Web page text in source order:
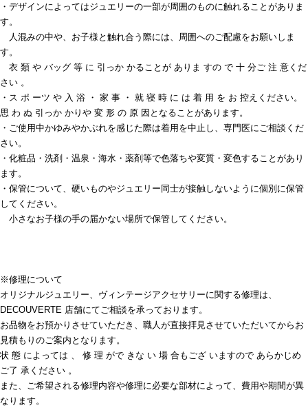
・デザインによってはジュエリーの一部が周囲のものに触れることがありま
す。
人混みの中や、お子様と触れ合う際には、周囲へのご配慮をお願いしま
す。
衣 類 や バッグ 等 に 引っか かることが ありま すの で 十 分ご 注 意くだ
さい 。
・ス ポ ーツ や 入 浴 ・ 家 事 ・ 就 寝 時 に は 着 用 を お 控えください。
思 わ ぬ 引っか かりや 変 形 の 原 因となることがあります。
・ご使用中かゆみやかぶれを感じた際は着用を中止し、専門医にご相談くだ
さい。
・化粧品・洗剤・温泉・海水・薬剤等で色落ちや変質・変色することがあり
ます。
・保管について、硬いものやジュエリー同士が接触しないように個別に保管
してください。
小さなお子様の手の届かない場所で保管してください。
※修理について
オリジナルジュエリー、ヴィンテージアクセサリーに関する修理は、
DECOUVERTE 店舗にてご相談を承っております。
お品物をお預かりさせていただき、職人が直接拝見させていただいてからお
見積もりのご案内となります。
状 態 によっては 、 修 理 がで きな い 場 合もござ いますので あらかじめ
ご了 承ください 。
また、ご希望される修理内容や修理に必要な部材によって、費用や期間が異
なります。